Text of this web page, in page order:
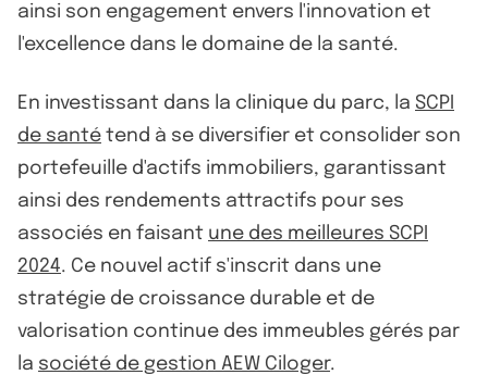
ainsi son engagement envers l'innovation et
l'excellence dans le domaine de la santé.
En investissant dans la clinique du parc, la SCPI
de santé tend à se diversifier et consolider son
portefeuille d'actifs immobiliers, garantissant
ainsi des rendements attractifs pour ses
associés en faisant une des meilleures SCPI
2024. Ce nouvel actif s'inscrit dans une
stratégie de croissance durable et de
valorisation continue des immeubles gérés par
la société de gestion AEW Ciloger.